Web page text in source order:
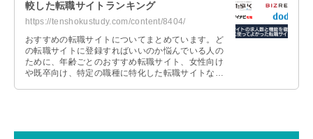
較した転職サイトランキング
https://tenshokustudy.com/content/8404/
おすすめの転職サイトについてまとめています。ど
の転職サイトに登録すればいいのか悩んでいる人の
ために、年齢ごとのおすすめ転職サイト、女性向け
や既卒向け、特定の職種に特化した転職サイトなど